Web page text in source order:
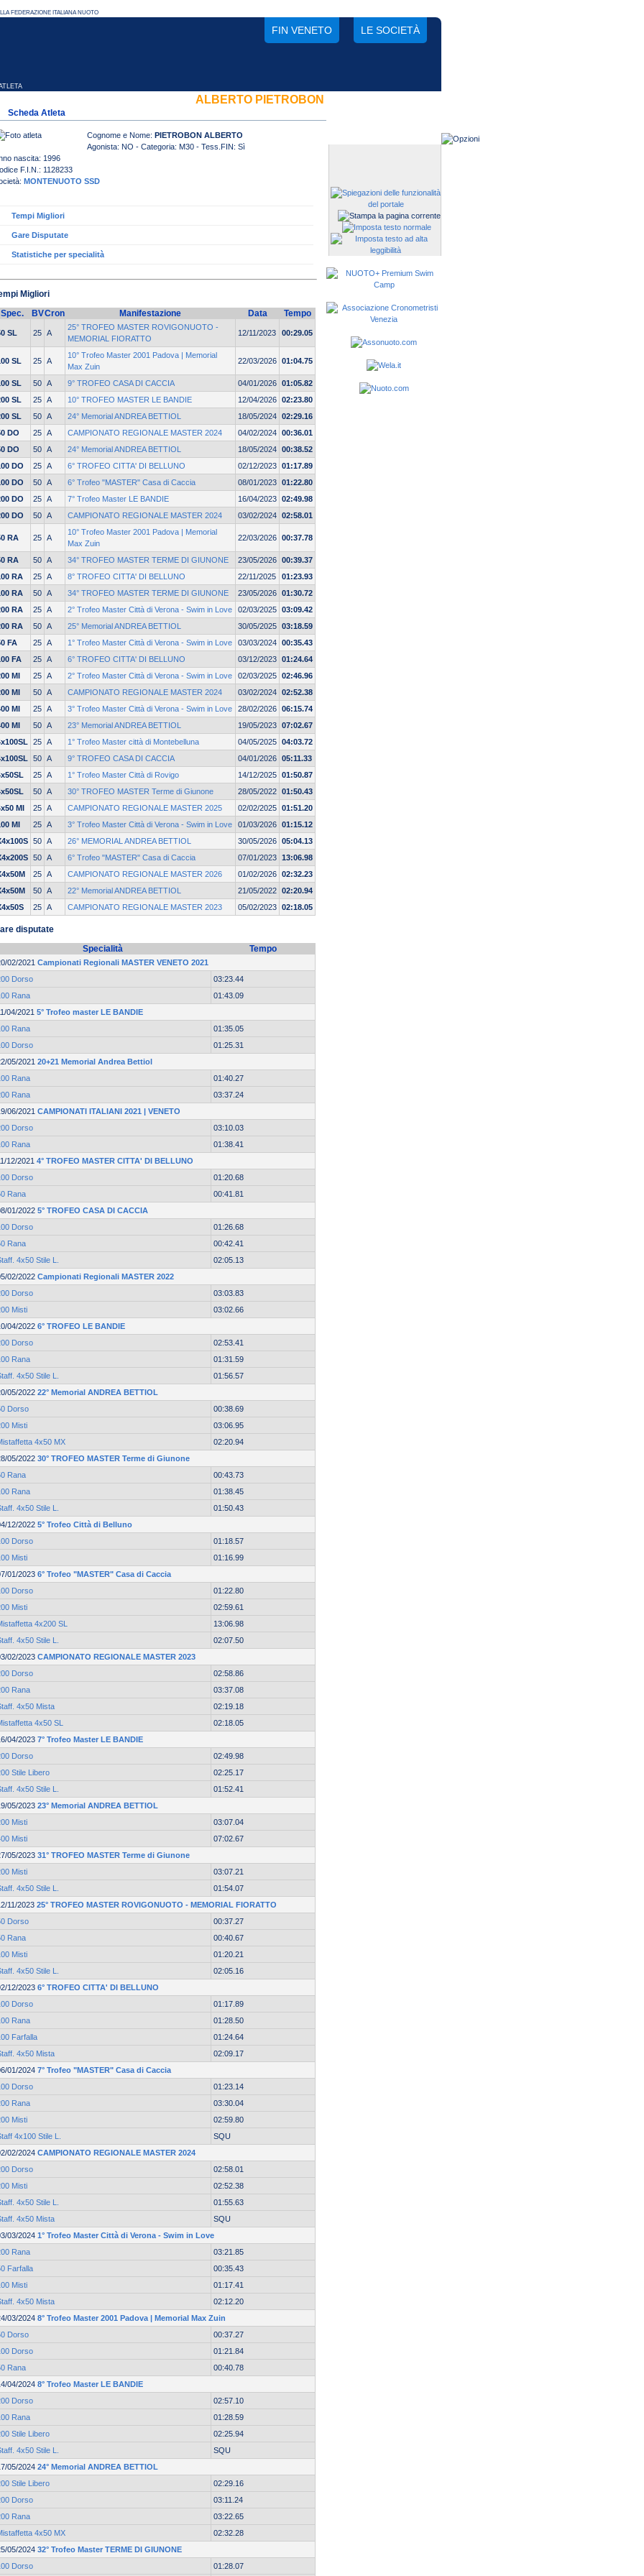
FIN VENETO LE SOCIETÀ
ALBERTO PIETROBON
Scheda Atleta
Cognome e Nome: PIETROBON ALBERTO
Agonista: NO - Categoria: M30 - Tess.FIN: Sì
nascita: 1996
F.I.N.: 1128233
MONTENUOTO SSD
Tempi Migliori
Gare Disputate
Statistiche per specialità
Migliori
Spec.
BVCron Manifestazione Data Tempo
SL 25 A
25° TROFEO MASTER ROVIGONUOTO -
MEMORIAL FIORATTO
12/11/2023 00:29.05
SL 25 A
10° Trofeo Master 2001 Padova | Memorial
Max Zuin
22/03/2026 01:04.75
SL 50 A 9° TROFEO CASA DI CACCIA 04/01/2026 01:05.82
SL
25 A 10° TROFEO MASTER LE BANDIE 12/04/2026 02:23.80
SL
50 A 24° Memorial ANDREA BETTIOL 18/05/2024 02:29.16
DO
25 A CAMPIONATO REGIONALE MASTER 2024 04/02/2024 00:36.01
DO
50 A 24° Memorial ANDREA BETTIOL 18/05/2024 00:38.52
DO
25 A 6° TROFEO CITTA' DI BELLUNO 02/12/2023 01:17.89
DO
50 A 6° Trofeo "MASTER" Casa di Caccia 08/01/2023 01:22.80
DO
25 A 7° Trofeo Master LE BANDIE 16/04/2023 02:49.98
DO
50 A CAMPIONATO REGIONALE MASTER 2024 03/02/2024 02:58.01
RA 25 A
10° Trofeo Master 2001 Padova | Memorial
Max Zuin
22/03/2026 00:37.78
RA 50 A 34° TROFEO MASTER TERME DI GIUNONE 23/05/2026 00:39.37
RA
25 A 8° TROFEO CITTA' DI BELLUNO 22/11/2025
01:23.93
RA
50 A 34° TROFEO MASTER TERME DI GIUNONE 23/05/2026 01:30.72
RA
25 A 2° Trofeo Master Città di Verona - Swim in Love 02/03/2025 03:09.42
RA
50 A 25° Memorial ANDREA BETTIOL 30/05/2025 03:18.59
FA
25 A 1° Trofeo Master Città di Verona - Swim in Love 03/03/2024 00:35.43
FA
25 A 6° TROFEO CITTA' DI BELLUNO 03/12/2023 01:24.64
MI
25 A 2° Trofeo Master Città di Verona - Swim in Love 02/03/2025 02:46.96
MI
50 A CAMPIONATO REGIONALE MASTER 2024 03/02/2024 02:52.38
MI
25 A 3° Trofeo Master Città di Verona - Swim in Love 28/02/2026 06:15.74
MI
50 A 23° Memorial ANDREA BETTIOL 19/05/2023 07:02.67
25 A 1° Trofeo Master città di Montebelluna 04/05/2025 04:03.72
50 A 9° TROFEO CASA DI CACCIA 04/01/2026 05:11.33
25 A 1° Trofeo Master Città di Rovigo 14/12/2025 01:50.87
50 A 30° TROFEO MASTER Terme di Giunone 28/05/2022 01:50.43
MI
25 A CAMPIONATO REGIONALE MASTER 2025 02/02/2025 01:51.20
MI
25 A 3° Trofeo Master Città di Verona - Swim in Love 01/03/2026 01:15.12
50 A 26° MEMORIAL ANDREA BETTIOL 30/05/2026 05:04.13
50 A 6° Trofeo "MASTER" Casa di Caccia 07/01/2023 13:06.98
25 A CAMPIONATO REGIONALE MASTER 2026 01/02/2026 02:32.23
50 A 22° Memorial ANDREA BETTIOL 21/05/2022 02:20.94
25 A CAMPIONATO REGIONALE MASTER 2023 05/02/2023 02:18.05
disputate
Specialità
Tempo
02/2021 Campionati Regionali MASTER VENETO 2021
Dorso
03:23.44
Rana
01:43.09
04/2021 5° Trofeo master LE BANDIE
Rana
01:35.05
Dorso
01:25.31
05/2021 20+21 Memorial Andrea Bettiol
Rana
01:40.27
Rana
03:37.24
06/2021 CAMPIONATI ITALIANI 2021 | VENETO
Dorso
03:10.03
Rana
01:38.41
12/2021 4° TROFEO MASTER CITTA' DI BELLUNO
Dorso
01:20.68
Rana
00:41.81
01/2022 5° TROFEO CASA DI CACCIA
Dorso
01:26.68
Rana
00:42.41
4x50 Stile L.
02:05.13
02/2022 Campionati Regionali MASTER 2022
Dorso
03:03.83
Misti
03:02.66
04/2022 6° TROFEO LE BANDIE
Dorso
02:53.41
Rana
01:31.59
4x50 Stile L.
01:56.57
05/2022 22° Memorial ANDREA BETTIOL
Dorso
00:38.69
Misti
03:06.95
4x50 MX
02:20.94
05/2022 30° TROFEO MASTER Terme di Giunone
Rana
00:43.73
Rana
01:38.45
4x50 Stile L.
01:50.43
12/2022 5° Trofeo Città di Belluno
Dorso
01:18.57
Misti
01:16.99
01/2023 6° Trofeo "MASTER" Casa di Caccia
Dorso
01:22.80
Misti
02:59.61
4x200 SL
13:06.98
4x50 Stile L.
02:07.50
02/2023 CAMPIONATO REGIONALE MASTER 2023
Dorso
02:58.86
Rana
03:37.08
4x50 Mista
02:19.18
4x50 SL
02:18.05
04/2023 7° Trofeo Master LE BANDIE
Dorso
02:49.98
Stile Libero
02:25.17
4x50 Stile L.
01:52.41
05/2023 23° Memorial ANDREA BETTIOL
Misti
03:07.04
Misti
07:02.67
05/2023 31° TROFEO MASTER Terme di Giunone
Misti
03:07.21
4x50 Stile L.
01:54.07
11/2023 25° TROFEO MASTER ROVIGONUOTO - MEMORIAL FIORATTO
Dorso
00:37.27
Rana
00:40.67
Misti
01:20.21
4x50 Stile L.
02:05.16
12/2023 6° TROFEO CITTA' DI BELLUNO
Dorso
01:17.89
Rana
01:28.50
Farfalla
01:24.64
4x50 Mista
02:09.17
01/2024 7° Trofeo "MASTER" Casa di Caccia
Dorso
01:23.14
Rana
03:30.04
Misti
02:59.80
4x100 Stile L.
SQU
02/2024 CAMPIONATO REGIONALE MASTER 2024
Dorso
02:58.01
Misti
02:52.38
4x50 Stile L.
01:55.63
4x50 Mista
SQU
03/2024 1° Trofeo Master Città di Verona - Swim in Love
Rana
03:21.85
Farfalla
00:35.43
Misti
01:17.41
4x50 Mista
02:12.20
03/2024 8° Trofeo Master 2001 Padova | Memorial Max Zuin
Dorso
00:37.27
Dorso
01:21.84
Rana
00:40.78
04/2024 8° Trofeo Master LE BANDIE
Dorso
02:57.10
Rana
01:28.59
Stile Libero
02:25.94
4x50 Stile L.
SQU
05/2024 24° Memorial ANDREA BETTIOL
Stile Libero
02:29.16
Dorso
03:11.24
Rana
03:22.65
4x50 MX
02:32.28
05/2024 32° Trofeo Master TERME DI GIUNONE
Dorso
01:28.07